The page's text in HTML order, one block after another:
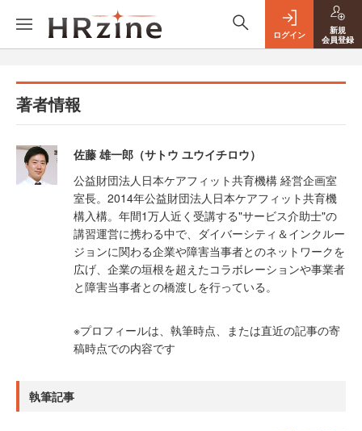
ログイン
新規
会員登録
著者情報
佐藤 雄一郎（サトウ ユウイチロウ）
公益財団法人日本ケアフィット共育機構 経営企画室
室長。2014年公益財団法人日本ケアフィット共育機
構入構。年間1万人近く受講する"サービス介助士"の
講習運営に携わる中で、ダイバーシティ＆インクルー
ジョンに関わる企業や障害当事者とのネットワークを
広げ、企業の垣根を超えたコラボレーションや事業者
と障害当事者との橋渡しを行っている。
※プロフィールは、執筆時点、または直近の記事の寄
稿時点での内容です
執筆記事